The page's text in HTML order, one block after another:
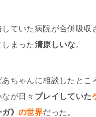
ていた病院が合併吸収
しまった清原しいな。
ちゃんに相談したとこ
が日々 プレイしていた
》 の世界だった。